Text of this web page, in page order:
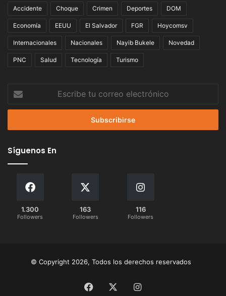
Accidente Choque Crimen Deportes DOM
Economía EEUU El Salvador FGR Hoycomsv
Internacionales Nacionales Nayib Bukele Novedad
PNC Salud Tecnología Turismo
correo
Síguenos En
1.300
Followers
163
Followers
116
Followers
© Copyright 2026, Todos los derechos reservados
Facebook Instagram